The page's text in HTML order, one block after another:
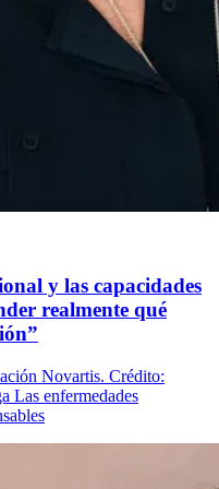
y las capacidades
realmente qué
Novartis. Crédito:
Las enfermedades